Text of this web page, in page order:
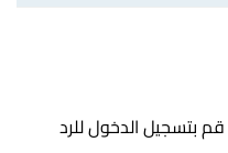
قم بتسجيل الدخول للرد